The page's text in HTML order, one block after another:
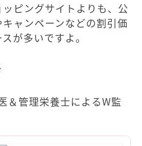
ピングサイトよりも、公
ャンペーンなどの割引価
が多いですよ。
＆管理栄養士によるW監